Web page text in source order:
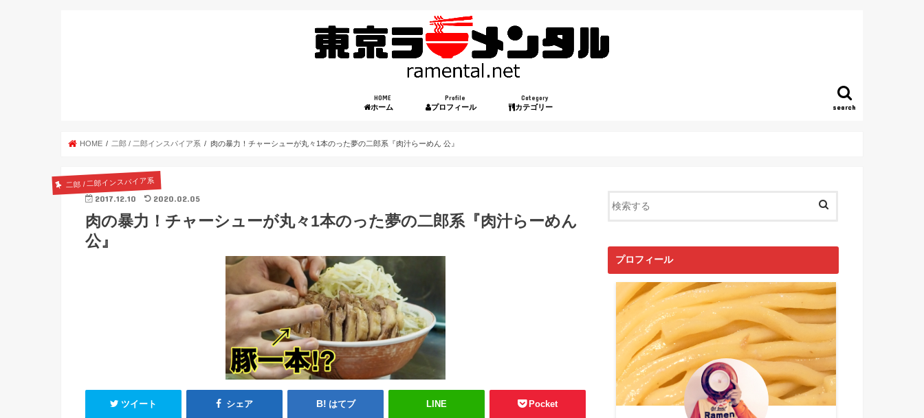
search
HOME
ホーム
Profile
プロフィール
Category
カテゴリー
HOME 二郎 / 二郎インスパイア系 肉の暴力！チャーシューが丸々1本のった夢の二郎系『肉汁らーめん 公』
二郎 / 二郎インスパイア系
2017.12.10 2020.02.05
肉の暴力！チャーシューが丸々1本のった夢の二郎系『肉汁らーめん
公』
ツイート シェア はてブ LINE Pocket
プロフィール